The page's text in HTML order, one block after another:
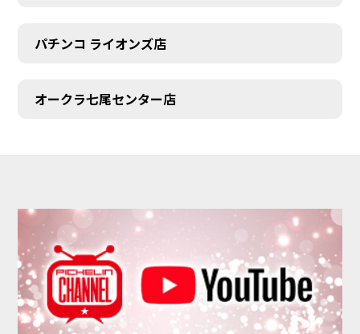
パチンコ ライオンズ店
オークラ七尾センター店